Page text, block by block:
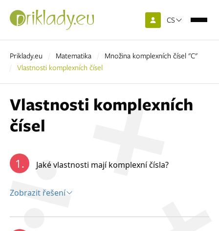
CS
Priklady.eu Matematika
Množina komplexních čísel "C"
Vlastnosti komplexních čísel
Vlastnosti komplexních
čísel
1. Jaké vlastnosti mají komplexní čísla?
Zobrazit řešení